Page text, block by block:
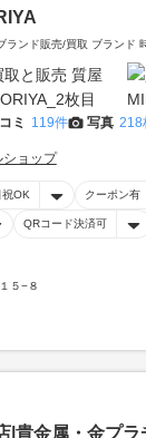
ランド販売/買取 ブランド
ミ 119件 写真 218
ショップ
祝OK クーポン有
QRコード決済可
５−８
|貴金属・金プラ